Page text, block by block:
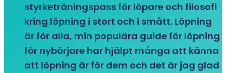
styrketräningspass för löpare och filosofi
kring löpning i stort och i smått. Löpning
är för alla, min populära guide för löpning
för nybörjare har hjälpt många att känna
att löpning är för dem och det är jag glad